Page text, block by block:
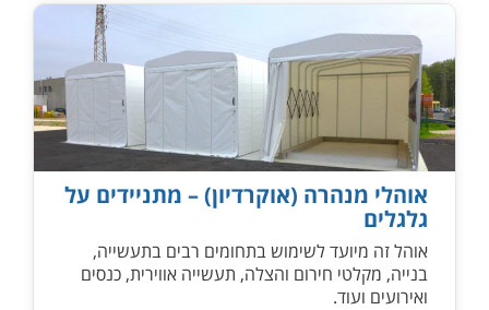
אוהלי מנהרה (אוקרדיון) – מתניידים על
גלגלים
אוהל זה מיועד לשימוש בתחומים רבים בתעשייה,
בנייה, מקלטי חירום והצלה, תעשייה אווירית, כנסים
ואירועים ועוד.